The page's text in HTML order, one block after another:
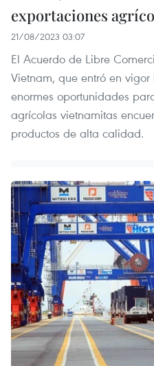
exportaciones
21/08/2023 03:07
El Acuerdo de Libre
Vietnam, que entró en
enormes oportunidades
agrícolas vietnamitas
productos de alta calidad.